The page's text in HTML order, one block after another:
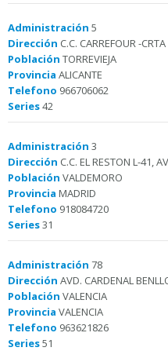
Administración 5
Dirección C.C. CARREFOUR -
Población TORREVIEJA
Provincia ALICANTE
Telefono 966706062
Series42
Administración 3
Dirección C.C. EL RESTON L-41,
Población VALDEMORO
Provincia MADRID
Telefono 918084720
Series31
Administración 78
Dirección AVD. CARDENAL
Población VALENCIA
Provincia VALENCIA
Telefono 963621826
Series51